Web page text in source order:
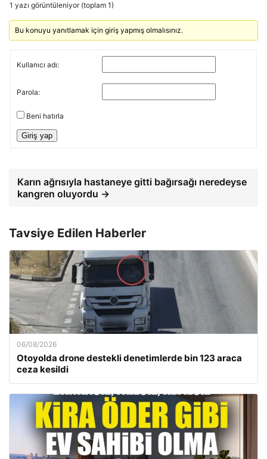
1 yazı görüntüleniyor (toplam 1)
Bu konuyu yanıtlamak için giriş yapmış olmalısınız.
Kullanıcı adı:
Parola:
Beni hatırla
Giriş yap
Karın ağrısıyla hastaneye gitti bağırsağı neredeyse
kangren oluyordu →
Tavsiye Edilen Haberler
06/08/2026
Otoyolda drone destekli denetimlerde bin 123 araca
ceza kesildi